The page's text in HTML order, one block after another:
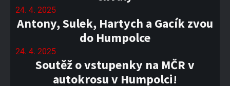
24. 4. 2025
Antony, Sulek, Hartych a Gacík zvou
do Humpolce
24. 4. 2025
Soutěž o vstupenky na MČR v
autokrosu v Humpolci!